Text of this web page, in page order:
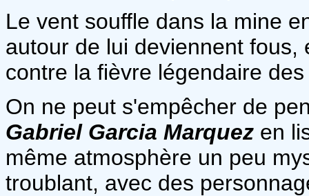
Le vent souffle dans la mine
autour de lui deviennent
contre la fièvre légendaire
On ne peut s'empêcher de
Gabriel Garcia Marquez en
même atmosphère un peu
troublant, avec des